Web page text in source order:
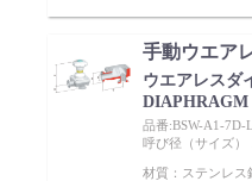
手動ウエア
ウエアレスダ
DIAPHRAGM
品番:BSW-A1-7D-
呼び径（サイズ）
材質：ステンレス